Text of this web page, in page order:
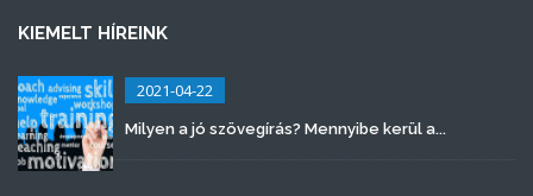
KIEMELT HÍREINK
2021-04-22
Milyen a jó szövegírás? Mennyibe kerül a...